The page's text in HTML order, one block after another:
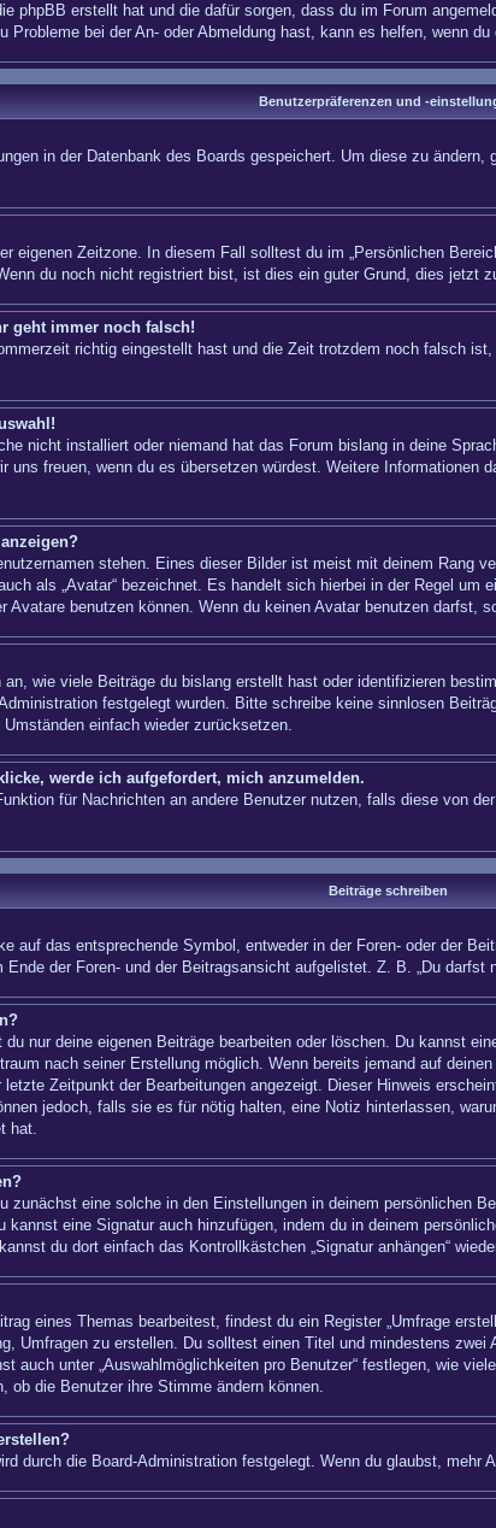
phpBB erstellt hat und die dafür sorgen, dass du im Forum
bei der An- oder Abmeldung hast, kann es helfen, wenn
Benutzerpräferenzen und -
in der Datenbank des Boards gespeichert. Um diese zu
eigenen Zeitzone. In diesem Fall solltest du im „Persönlichen
du noch nicht registriert bist, ist dies ein guter Grund, dies jetzt
geht immer noch falsch!
richtig eingestellt hast und die Zeit trotzdem noch falsch
nicht installiert oder niemand hat das Forum bislang in deine
freuen, wenn du es übersetzen würdest. Weitere Informationen
stehen. Eines dieser Bilder ist meist mit deinem
als „Avatar“ bezeichnet. Es handelt sich hierbei in der Regel
benutzen können. Wenn du keinen Avatar benutzen darfst,
wie viele Beiträge du bislang erstellt hast oder identifizieren
festgelegt wurden. Bitte schreibe keine sinnlosen
einfach wieder zurücksetzen.
werde ich aufgefordert, mich anzumelden.
für Nachrichten an andere Benutzer nutzen, falls diese von
Beiträge schreiben
auf das entsprechende Symbol, entweder in der Foren- oder der
der Foren- und der Beitragsansicht aufgelistet. Z. B. „Du darfst
nur deine eigenen Beiträge bearbeiten oder löschen. Du kannst
nach seiner Erstellung möglich. Wenn bereits jemand auf
Zeitpunkt der Bearbeitungen angezeigt. Dieser Hinweis
jedoch, falls sie es für nötig halten, eine Notiz hinterlassen,
hat.
zunächst eine solche in den Einstellungen in deinem persönlichen
kannst eine Signatur auch hinzufügen, indem du in deinem
du dort einfach das Kontrollkästchen „Signatur anhängen“
eines Themas bearbeitest, findest du ein Register „Umfrage
Umfragen zu erstellen. Du solltest einen Titel und mindestens
auch unter „Auswahlmöglichkeiten pro Benutzer“ festlegen, wie
ob die Benutzer ihre Stimme ändern können.
durch die Board-Administration festgelegt. Wenn du glaubst,